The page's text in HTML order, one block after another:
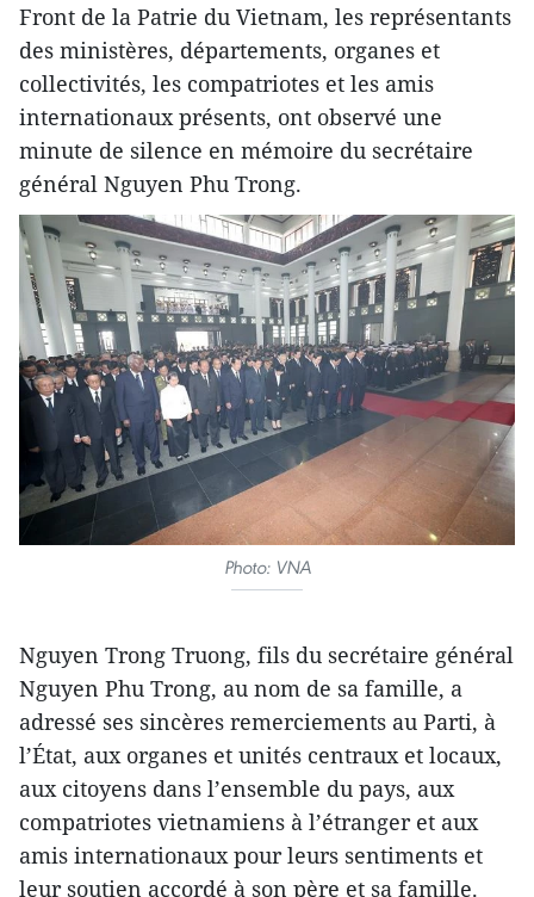
Front de la Patrie du Vietnam, les représentants
des ministères, départements, organes et
collectivités, les compatriotes et les amis
internationaux présents, ont observé une
minute de silence en mémoire du secrétaire
général Nguyen Phu Trong.
Photo: VNA
Nguyen Trong Truong, fils du secrétaire général
Nguyen Phu Trong, au nom de sa famille, a
adressé ses sincères remerciements au Parti, à
l’État, aux organes et unités centraux et locaux,
aux citoyens dans l’ensemble du pays, aux
compatriotes vietnamiens à l’étranger et aux
amis internationaux pour leurs sentiments et
leur soutien accordé à son père et sa famille.